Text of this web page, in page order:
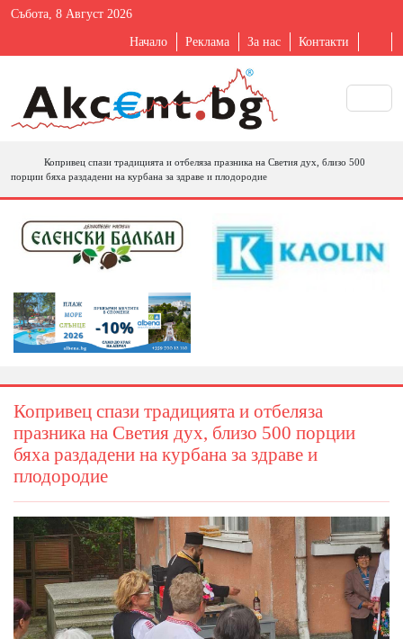
Събота, 8 Август 2026
Начало Реклама За нас Контакти
Копривец спази традицията и отбеляза празника на Светия дух, близо 500
порции бяха раздадени на курбана за здраве и плодородие
Копривец спази традицията и отбеляза
празника на Светия дух, близо 500 порции
бяха раздадени на курбана за здраве и
плодородие